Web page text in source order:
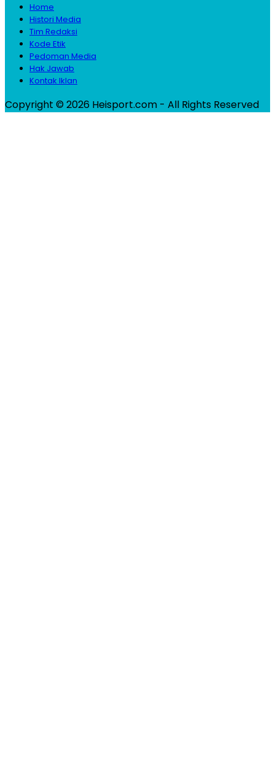
Home
Histori Media
Tim Redaksi
Kode Etik
Pedoman Media
Hak Jawab
Kontak Iklan
Copyright © 2026 Heisport.com - All Rights Reserved